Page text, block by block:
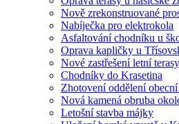
Nově zrekonstruované
Nabíječka pro elektrokola
Asfaltování chodníku u
Oprava kapličky u
Nové zastřešení letní terasy
Chodníky do Krasetina
Zhotovení oddělení
Nová kamená obruba
Letošní stavba májky